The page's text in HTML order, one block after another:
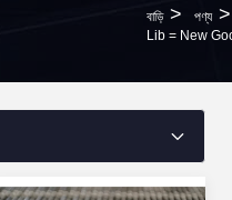
বাড়ি > পণ্য >
Lib = New